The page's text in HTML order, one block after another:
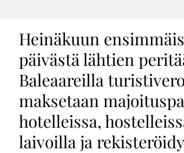
Heinäkuun
päivästä lähtien
Baleaareilla
maksetaan
hotelleissa,
laivoilla ja